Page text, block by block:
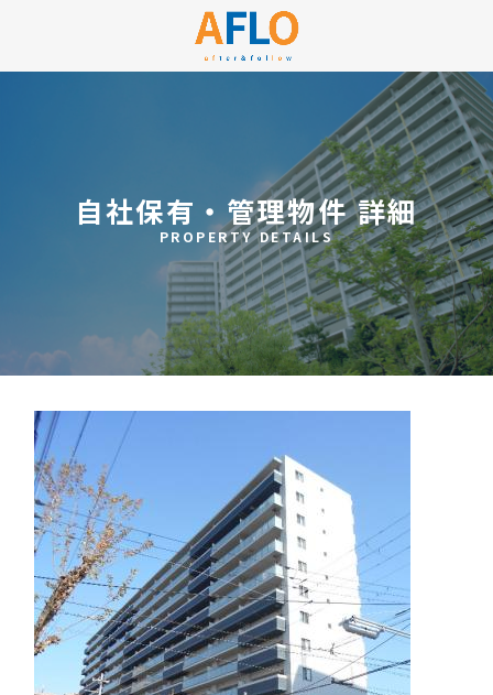
自社保有・管理物件 詳細
PROPERTY DETAILS